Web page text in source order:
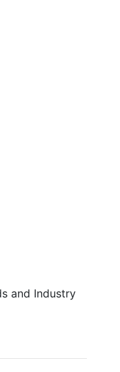
and Industry